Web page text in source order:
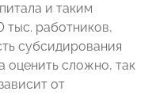
и таким
работников,
субсидирования
оценить сложно, так
от